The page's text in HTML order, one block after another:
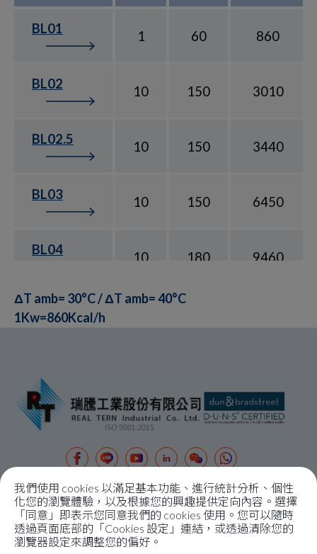
BL01 1 60 860
BL02 10 150 3010
BL02.5 10 150 3440
BL03 10 150 6450
BL04 10 180 9460
BL05
BL06 30 180 24080
BL07
ΔT amb= 30°C / ΔT amb= 40°C
1Kw=860Kcal/h
關於瑞騰
關於我們
產品介紹
聯絡資訊
我們使用 cookies 以滿足基本功能、進行統計分析、個性
化您的瀏覽體驗，以及根據您的興趣提供定向內容。選擇
「同意」即表示您同意我們的 cookies 使用。您可以隨時
透過頁面底部的「Cookies 設定」連結，或透過清除您的
瀏覽器設定來調整您的偏好。